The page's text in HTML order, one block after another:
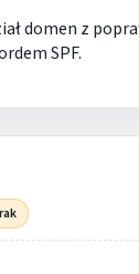
domen z
SPF.